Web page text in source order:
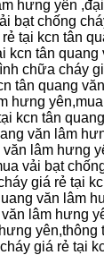
hưng yên
bạt chống
tại kcn tân
kcn tân quang
chữa cháy
tân quang
hưng
kcn tân
văn lâm
lâm hưng
vải bạt
giá rẻ tại
văn lâm
lâm hưng
yên,thông
giá rẻ tại